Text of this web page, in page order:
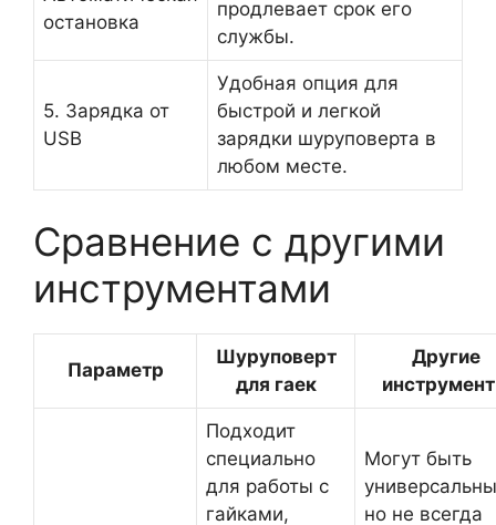
остановка
продлевает срок его
службы.
5. Зарядка от
USB
Удобная опция для
быстрой и легкой
зарядки шуруповерта в
любом месте.
Сравнение с другими
инструментами
Параметр
Шуруповерт
для гаек
Другие
Подходит
специально
для работы с
гайками,
Могут быть
но не всегда